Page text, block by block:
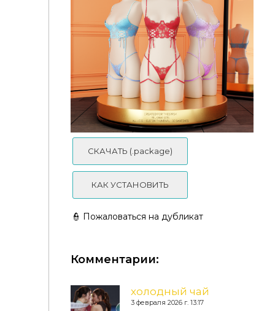
Ariella Sets
Kania Sets
СКАЧАТЬ (.package)
КАК УСТАНОВИТЬ
👮 Пожаловаться на дубликат
Комментарии:
холодный чай
3 февраля 2026 г. 13:17